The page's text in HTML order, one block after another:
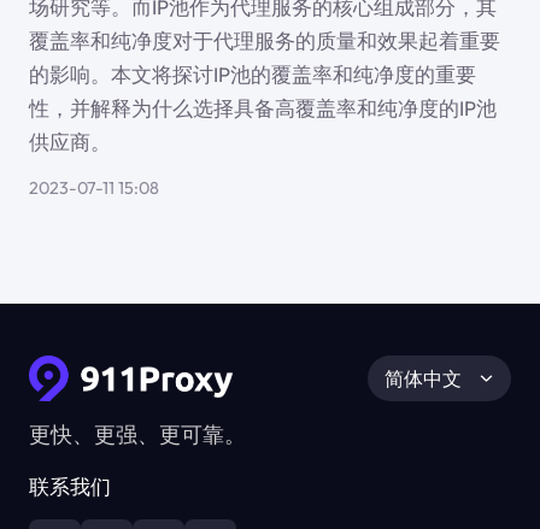
场研究等。而IP池作为代理服务的核心组成部分，其
覆盖率和纯净度对于代理服务的质量和效果起着重要
的影响。本文将探讨IP池的覆盖率和纯净度的重要
性，并解释为什么选择具备高覆盖率和纯净度的IP池
供应商。
2023-07-11 15:08
更快、更强、更可靠。
联系我们
简体中文